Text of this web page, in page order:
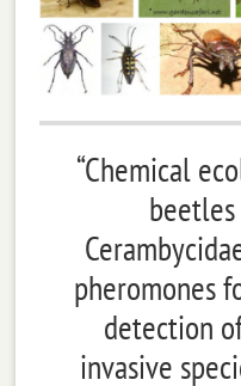
“Chemical
pheromones
detection
invasive